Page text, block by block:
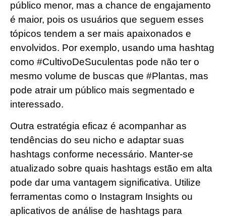
público menor, mas a chance de engajamento
é maior, pois os usuários que seguem esses
tópicos tendem a ser mais apaixonados e
envolvidos. Por exemplo, usando uma hashtag
como #CultivoDeSuculentas pode não ter o
mesmo volume de buscas que #Plantas, mas
pode atrair um público mais segmentado e
interessado.
Outra estratégia eficaz é acompanhar as
tendências do seu nicho e adaptar suas
hashtags conforme necessário. Manter-se
atualizado sobre quais hashtags estão em alta
pode dar uma vantagem significativa. Utilize
ferramentas como o Instagram Insights ou
aplicativos de análise de hashtags para